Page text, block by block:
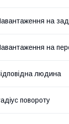
на
на
людина
повороту